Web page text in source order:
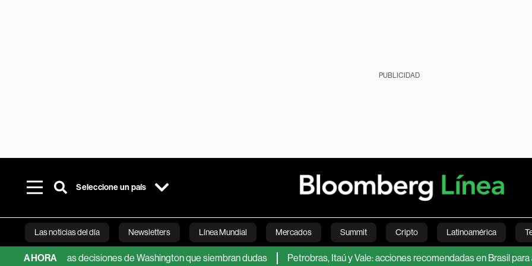
PUBLICIDAD
Seleccione un país
Las noticias del día Newsletters Línea Mundial Mercados Summit Cripto Latinoamérica
Bloomberg Green Economía Estilo de vida Mundo Videos
AHORA
tras decisiones de Washington que siembran dudas Petrobras, Itaú y Vale: acciones recomendadas en Brasil para agosto,